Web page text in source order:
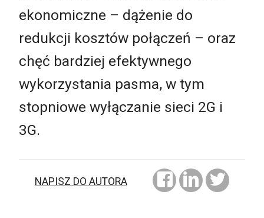
ekonomiczne – dążenie do
redukcji kosztów połączeń – oraz
chęć bardziej efektywnego
wykorzystania pasma, w tym
stopniowe wyłączanie sieci 2G i
3G.
NAPISZ DO AUTORA